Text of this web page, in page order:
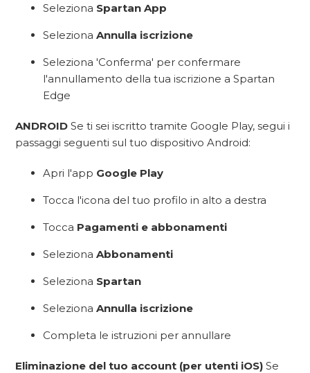
Seleziona Spartan App
SelezionaAnnulla iscrizione
Seleziona 'Conferma' per confermare
l'annullamento della tua iscrizione a Spartan
Edge
ANDROID Se ti sei iscritto tramite Google Play, segui i
passaggi seguenti sul tuo dispositivo Android:
Apri l'app Google Play
Tocca l'icona del tuo profilo in alto a destra
Tocca Pagamenti e abbonamenti
SelezionaAbbonamenti
Seleziona Spartan
SelezionaAnnulla iscrizione
Completa le istruzioni per annullare
Eliminazione del tuo account (per utenti iOS) Se